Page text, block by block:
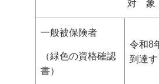
対
一般被保険者
（緑色の資格確認
書）
令和8
到達